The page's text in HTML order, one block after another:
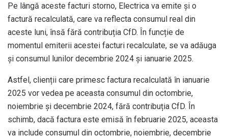
Pe lângă aceste facturi storno, Electrica va emite și o
factură recalculată, care va reflecta consumul real din
aceste luni, însă fără contribuția CfD. În funcție de
momentul emiterii acestei facturi recalculate, se va adăuga
și consumul lunilor decembrie 2024 și ianuarie 2025.
Astfel, clienții care primesc factura recalculată în ianuarie
2025 vor vedea pe aceasta consumul din octombrie,
noiembrie și decembrie 2024, fără contribuția CfD. În
schimb, dacă factura este emisă în februarie 2025, aceasta
va include consumul din octombrie, noiembrie, decembrie